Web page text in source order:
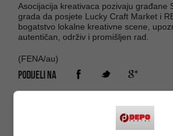
Asocijacija kreativaca pozivaju građane
grada da posjete Lucky Craft Market i
bogatstvo lokalne kreativne scene,
autentičan, održiv i promišljen rad.
(FENA/au)
PODIJELI NA
pratite putem društvenih mreža